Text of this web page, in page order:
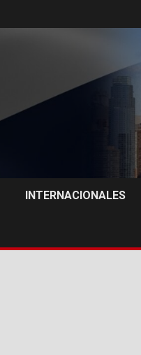
INTERNACIONALES